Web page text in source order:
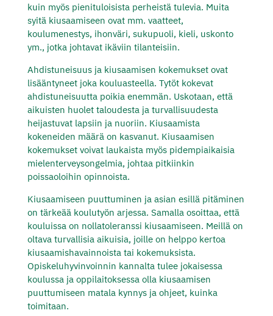
kuin myös pienituloisista perheistä tulevia. Muita
syitä kiusaamiseen ovat mm. vaatteet,
koulumenestys, ihonväri, sukupuoli, kieli, uskonto
ym., jotka johtavat ikäviin tilanteisiin.
Ahdistuneisuus ja kiusaamisen kokemukset ovat
lisääntyneet joka kouluasteella. Tytöt kokevat
ahdistuneisuutta poikia enemmän. Uskotaan, että
aikuisten huolet taloudesta ja turvallisuudesta
heijastuvat lapsiin ja nuoriin. Kiusaamista
kokeneiden määrä on kasvanut. Kiusaamisen
kokemukset voivat laukaista myös pidempiaikaisia
mielenterveysongelmia, johtaa pitkiinkin
poissaoloihin opinnoista.
Kiusaamiseen puuttuminen ja asian esillä pitäminen
on tärkeää koulutyön arjessa. Samalla osoittaa, että
kouluissa on nollatoleranssi kiusaamiseen. Meillä on
oltava turvallisia aikuisia, joille on helppo kertoa
kiusaamishavainnoista tai kokemuksista.
Opiskeluhyvinvoinnin kannalta tulee jokaisessa
koulussa ja oppilaitoksessa olla kiusaamisen
puuttumiseen matala kynnys ja ohjeet, kuinka
toimitaan.